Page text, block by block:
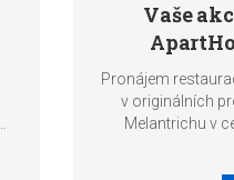
Vaše
Pronájem
v originálních
Melantrichu v